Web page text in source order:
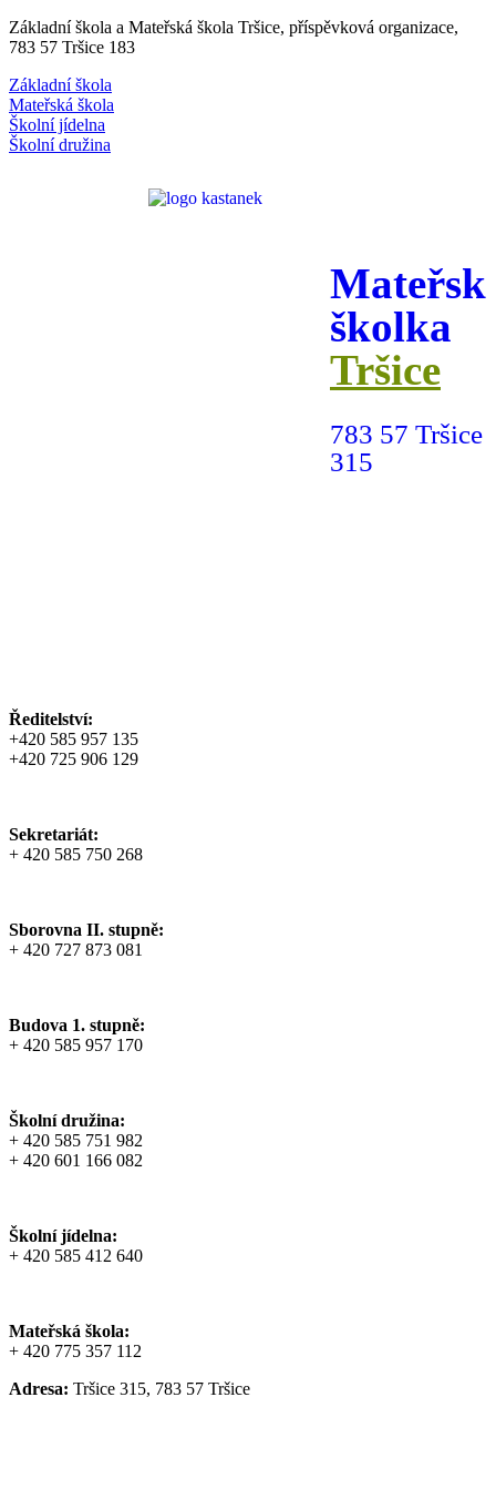
Základní škola a Mateřská škola Tršice, příspěvková organizace,
783 57 Tršice 183
Základní škola
Mateřská škola
Školní jídelna
Školní družina
školka
Tršice
783 57 Tršice
315
Ředitelství:
+420 585 957 135
+420 725 906 129
Sekretariát:
+ 420 585 750 268
Sborovna II. stupně:
+ 420 727 873 081
Budova 1. stupně:
+ 420 585 957 170
Školní družina:
+ 420 585 751 982
+ 420 601 166 082
Školní jídelna:
+ 420 585 412 640
Mateřská škola:
+ 420 775 357 112
Adresa: Tršice 315, 783 57 Tršice